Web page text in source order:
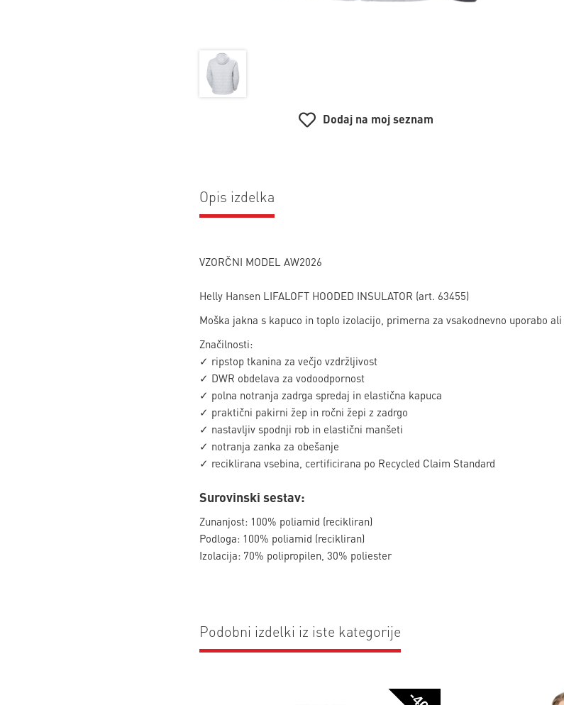
Dodaj na moj seznam
Opis izdelka
VZORČNI MODEL AW2026
Helly Hansen LIFALOFT HOODED INSULATOR (art. 63455)
Moška jakna s kapuco in toplo izolacijo, primerna za vsakodnevno uporabo
Značilnosti:
✓ ripstop tkanina za večjo vzdržljivost
✓ DWR obdelava za vodoodpornost
✓ polna notranja zadrga spredaj in elastična kapuca
✓ praktični pakirni žep in ročni žepi z zadrgo
✓ nastavljiv spodnji rob in elastični manšeti
✓ notranja zanka za obešanje
✓ reciklirana vsebina, certificirana po Recycled Claim Standard
Surovinski sestav:
Zunanjost: 100% poliamid (recikliran)
Podloga: 100% poliamid (recikliran)
Izolacija: 70% polipropilen, 30% poliester
Podobni izdelki iz iste kategorije